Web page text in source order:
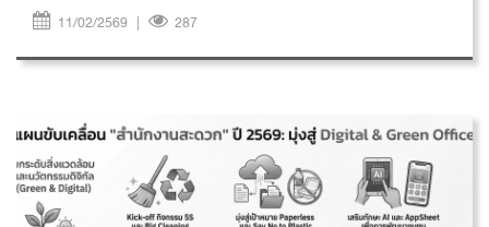
11/02/2569 | 287